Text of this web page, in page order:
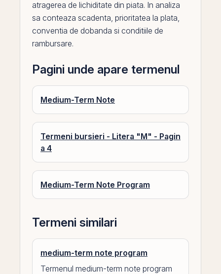
atragerea de lichiditate din piata. In analiza
sa conteaza scadenta, prioritatea la plata,
conventia de dobanda si conditiile de
rambursare.
Pagini unde apare termenul
Medium-Term Note
Termeni bursieri - Litera "M" - Pagin
a 4
Medium-Term Note Program
Termeni similari
medium-term note program
Termenul medium-term note program